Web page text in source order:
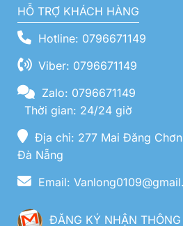
HỖ TRỢ KHÁCH HÀNG
Hotline: 0796671149
Viber: 0796671149
Zalo: 0796671149
Thời gian: 24/24 giờ
Địa chỉ: 277 Mai Đăng
Đà Nẵng
Email:
ĐĂNG KÝ NHẬN THÔNG